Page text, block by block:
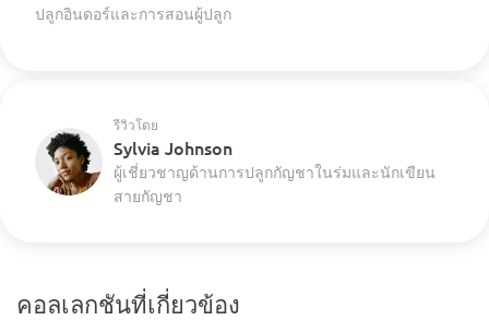
ปลูกอินดอร์และการสอนผู้ปลูก
รีวิวโดย
Sylvia Johnson
ผู้เชี่ยวชาญด้านการปลูกกัญชาในร่มและนักเขียน
สายกัญชา
คอลเลกชันที่เกี่ยวข้อง